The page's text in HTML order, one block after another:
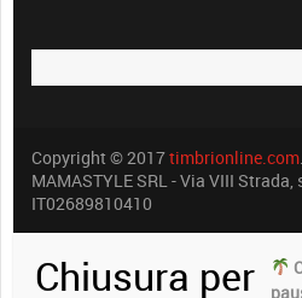
Copyright © 2017timbrionline.com
MAMASTYLE SRL - Via VIII Strada,
IT02689810410
Chiusura per